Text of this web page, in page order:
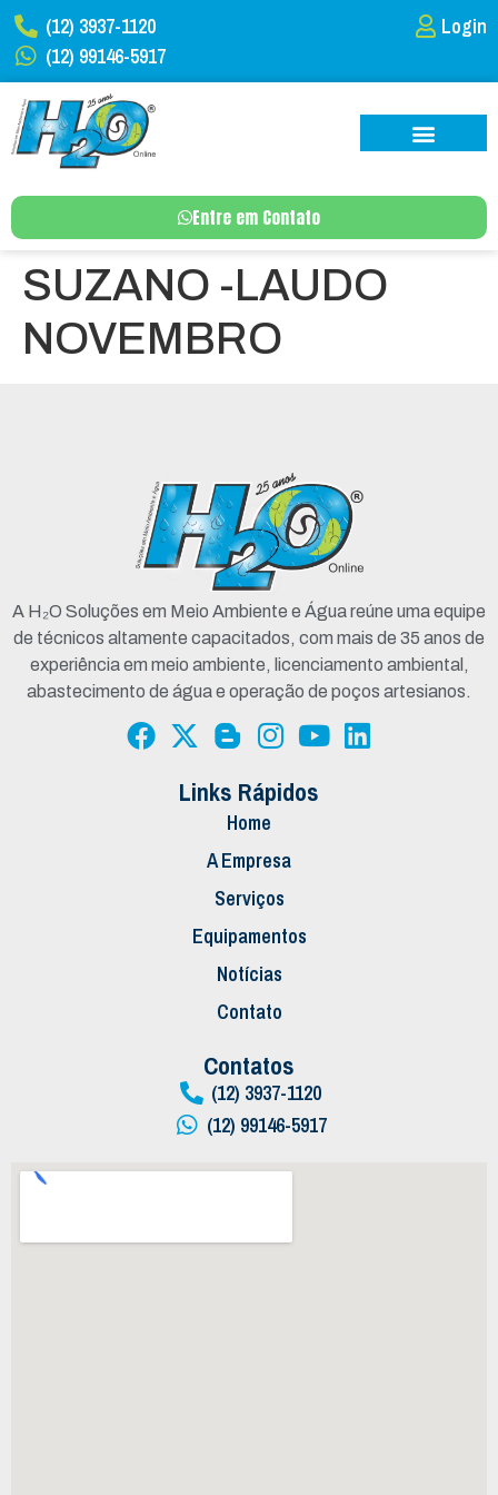
(12) 3937-1120
(12) 99146-5917
Login
Entre em Contato
SUZANO -LAUDO
NOVEMBRO
A H₂O Soluções em Meio Ambiente e Água reúne uma equipe
de técnicos altamente capacitados, com mais de 35 anos de
experiência em meio ambiente, licenciamento ambiental,
abastecimento de água e operação de poços artesianos.
Links Rápidos
Home
A Empresa
Serviços
Equipamentos
Notícias
Contato
Contatos
(12) 3937-1120
(12) 99146-5917